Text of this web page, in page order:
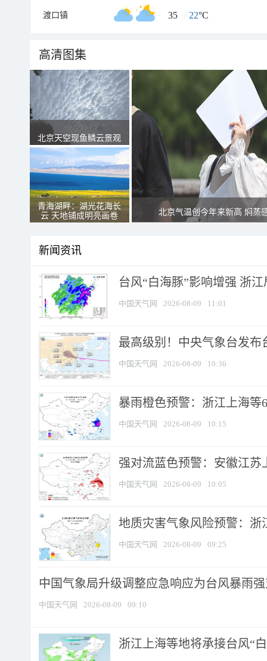
渡口镇 35 / 22°C
高清图集
北京天空现鱼鳞云景观
青海湖畔：湖光花海长
云 天地铺成明亮画卷
北京气温创今年来新高 焖蒸
新闻资讯
台风“白海豚”影响增强 浙
中国天气网 2026-08-09 11:01
最高级别！中央气象台发布
中国天气网 2026-08-09 10:36
暴雨橙色预警：浙江上海等
中国天气网 2026-08-09 10:15
强对流蓝色预警：安徽江苏
中国天气网 2026-08-09 10:05
地质灾害气象风险预警：浙
中国天气网 2026-08-09 09:25
中国气象局升级调整应急响应为台风暴雨
中国天气网 2026-08-09 09:10
浙江上海等地将承接台风“